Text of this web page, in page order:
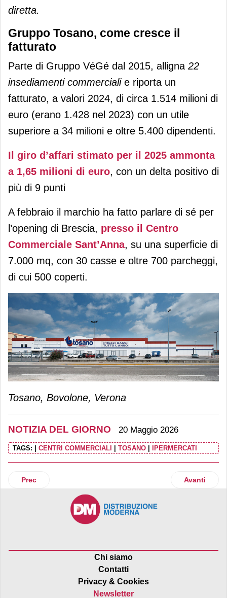
diretta.
Gruppo Tosano, come cresce il
fatturato
Parte di Gruppo VéGé dal 2015, alligna 22
insediamenti commercialie riporta un
fatturato, a valori 2024, di circa 1.514 milioni di
euro (erano 1.428 nel 2023) con un utile
superiore a 34 milioni e oltre 5.400 dipendenti.
Il giro d’affari stimato per il 2025 ammonta
a 1,65 milioni di euro, con un delta positivo di
più di 9 punti
A febbraio il marchio ha fatto parlare di sé per
l’opening di Brescia, presso il Centro
Commerciale Sant’Anna, su una superficie di
7.000 mq, con 30 casse e oltre 700 parcheggi,
di cui 500 coperti.
Tosano, Bovolone, Verona
NOTIZIA DEL GIORNO 20 Maggio 2026
TAGS: CENTRI COMMERCIALI TOSANO IPERMERCATI
Articolo precedente: Sapore di mare (Dimar) passa in
Prec Articolo
Avanti
Chi siamo
Contatti
Privacy & Cookies
Newsletter